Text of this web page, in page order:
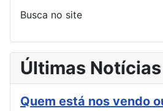
Busca no site
Últimas Notícias
Quem está nos vendo